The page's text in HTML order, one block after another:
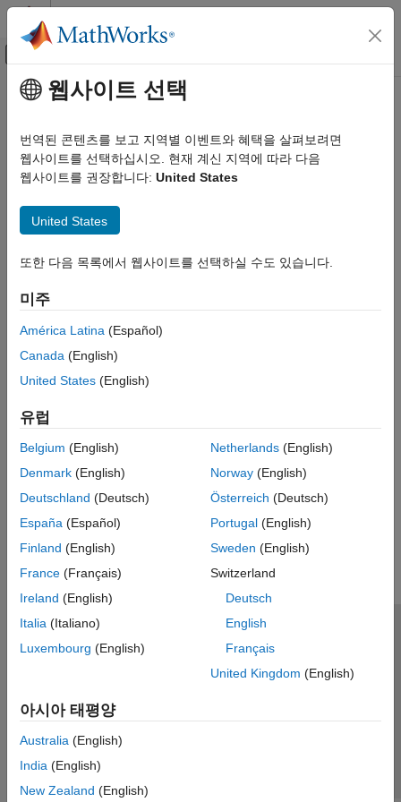
콘텐츠로 바로 가기
오프캔버스 탐색 메뉴 토글
문서 홈
Stateflow
차트 프로그래밍
카테고리
차트 의미 체계 기본 사항
병렬 상태 및 배타적 상태
주요 콘텐츠
차트 의미 체계 기본 사항
Stateflow ®객체 사이의 상호 작용에 대해 알아봅니다.
차트 실행 중에 Stateflow 객체가 상호 작용하는 방법을
도움말 항목
Stateflow Semantics
Types of Chart Execution
Semantics of inactive, active, and sleeping charts.
실행하는 동안 Stateflow 객체가 상호 작용하는 방식
시뮬레이션합니다.
Stateflow 차트의 모델링 지침
상태, 천이, 이벤트를 사용하여 차트를 효율적으로 모델링합니다.
웹사이트 선택
번역된 콘텐츠를 보고 지역별 이벤트와 혜택을 살펴보려면
웹사이트를 선택하십시오. 현재 계신 지역에 따라 다음
웹사이트를 권장합니다: United States
United States
또한 다음 목록에서 웹사이트를 선택하실 수도 있습니다.
미주
América Latina (Español)
Canada (English)
United States (English)
유럽
Belgium (English)
Denmark (English)
Deutschland (Deutsch)
España (Español)
Finland (English)
France (Français)
Ireland (English)
Italia (Italiano)
Luxembourg (English)
Netherlands(English)
Norway(English)
Österreich (Deutsch)
Portugal(English)
Sweden (English)
Switzerland
Deutsch
English
Français
United Kingdom (English)
아시아 태평양
Australia (English)
India (English)
New Zealand (English)